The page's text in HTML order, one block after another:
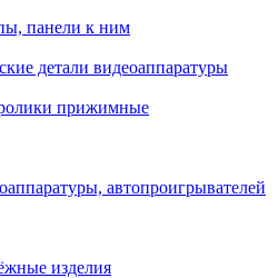
панели к ним
детали видеоаппаратуры
прижимные
автопроигрывателей
изделия